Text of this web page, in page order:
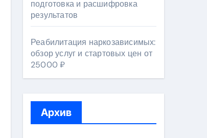
подготовка и расшифровка
результатов
Реабилитация наркозависимых:
обзор услуг и стартовых цен от
25000 ₽
Архив